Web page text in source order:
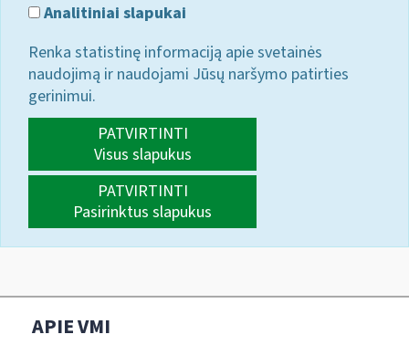
Analitiniai slapukai
Renka statistinę informaciją apie svetainės
naudojimą ir naudojami Jūsų naršymo patirties
gerinimui.
PATVIRTINTI
Visus slapukus
PATVIRTINTI
Pasirinktus slapukus
APIE VMI